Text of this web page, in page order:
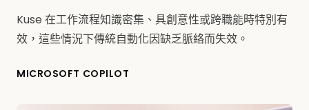
Kuse 在工作流程知識密集、具創意性或跨職能時特別有
效，這些情況下傳統自動化因缺乏脈絡而失效。
MICROSOFT COPILOT